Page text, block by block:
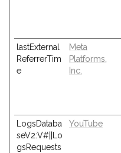
lastExternal
ReferrerTim
e
Meta
Platforms,
Inc.
LogsDataba
seV2:V#||Lo
gsRequests
YouTube